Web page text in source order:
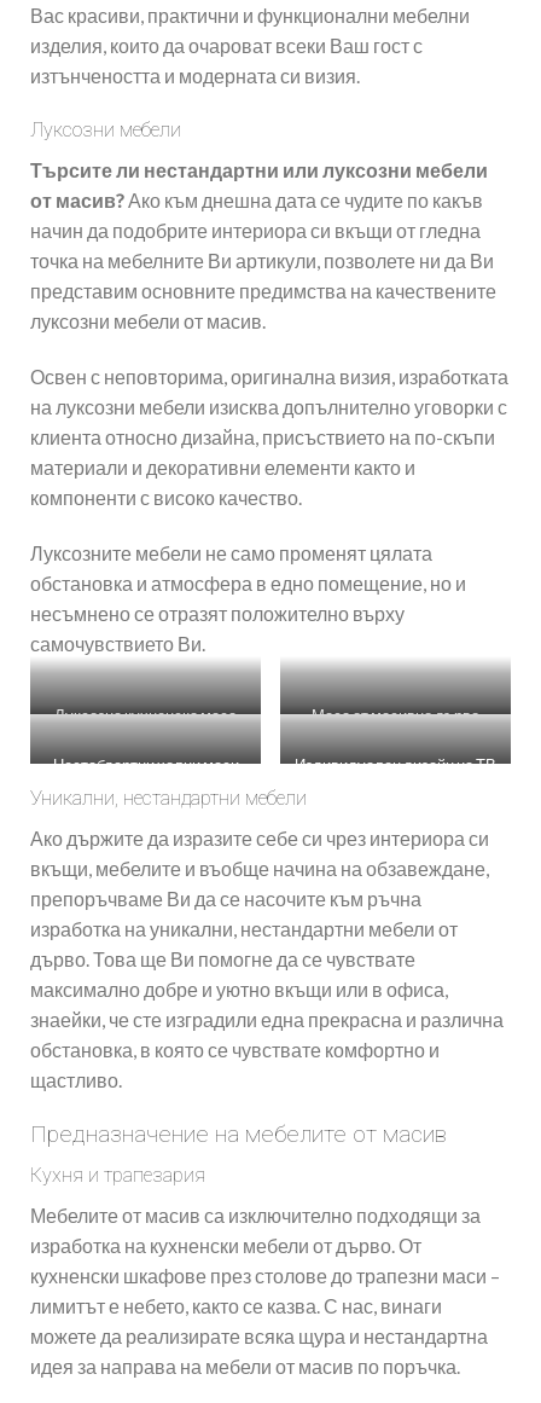
Вас красиви, практични и функционални мебелни
изделия, които да очароват всеки Ваш гост с
изтънчеността и модерната си визия.
Луксозни мебели
Търсите ли нестандартни или луксозни мебели
от масив?Ако към днешна дата се чудите по какъв
начин да подобрите интериора си вкъщи от гледна
точка на мебелните Ви артикули, позволете ни да Ви
представим основните предимства на качествените
луксозни мебели от масив.
Освен с неповторима, оригинална визия, изработката
на луксозни мебели изисква допълнително уговорки с
клиента относно дизайна, присъствието на по-скъпи
материали и декоративни елементи както и
компоненти с високо качество.
Луксозните мебели не само променят цялата
обстановка и атмосфера в едно помещение, но и
несъмнено се отразят положително върху
самочувствието Ви.
Луксозна кухненска маса Маса от масивно дърво
Нестабдартни холни маси
Издивидуален дизайн на ТВ
Уникални, нестандартни мебели
Ако държите да изразите себе си чрез интериора си
вкъщи, мебелите и въобще начина на обзавеждане,
препоръчваме Ви да се насочите към ръчна
изработка на уникални, нестандартни мебели от
дърво. Това ще Ви помогне да се чувствате
максимално добре и уютно вкъщи или в офиса,
знаейки, че сте изградили една прекрасна и различна
обстановка, в която се чувствате комфортно и
щастливо.
Предназначение на мебелите от масив
Кухня и трапезария
Мебелите от масив са изключително подходящи за
изработка на кухненски мебели от дърво. От
кухненски шкафове през столове до трапезни маси –
лимитът е небето, както се казва. С нас, винаги
можете да реализирате всяка щура и нестандартна
идея за направа на мебели от масив по поръчка.